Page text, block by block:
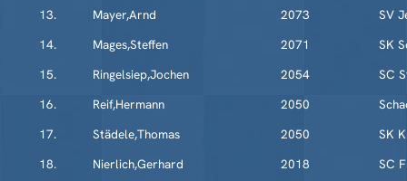
13.
Mayer,Arnd 2073
SV
14.
Mages,Steffen 2071
SK
15.
Ringelsiep,Jochen 2054
SC
16.
Reif,Hermann 2050
17.
Städele,Thomas 2050
SK
18.
Nierlich,Gerhard 2018 SC